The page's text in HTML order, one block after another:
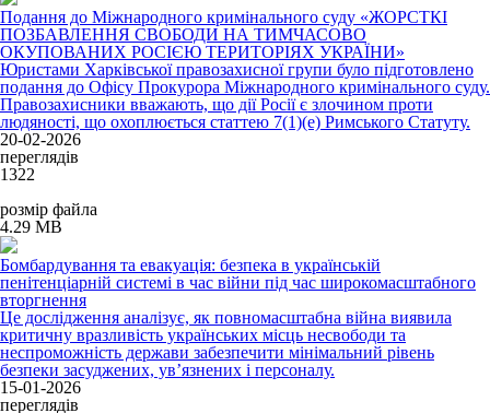
Подання до Міжнародного кримінального суду «ЖОРСТКІ
ПОЗБАВЛЕННЯ СВОБОДИ НА ТИМЧАСОВО
ОКУПОВАНИХ РОСІЄЮ ТЕРИТОРІЯХ УКРАЇНИ»
Юристами Харківської правозахисної групи було підготовлено
подання до Офісу Прокурора Міжнародного кримінального суду.
Правозахисники вважають, що дії Росії є злочином проти
людяності, що охоплюється статтею 7(1)(е) Римського Статуту.
20-02-2026
переглядів
1322
розмір файла
4.29 MB
Бомбардування та евакуація: безпека в українській
пенітенціарній системі в час війни під час широкомасштабного
вторгнення
Це дослідження аналізує, як повномасштабна війна виявила
критичну вразливість українських місць несвободи та
неспроможність держави забезпечити мінімальний рівень
безпеки засуджених, ув’язнених і персоналу.
15-01-2026
переглядів